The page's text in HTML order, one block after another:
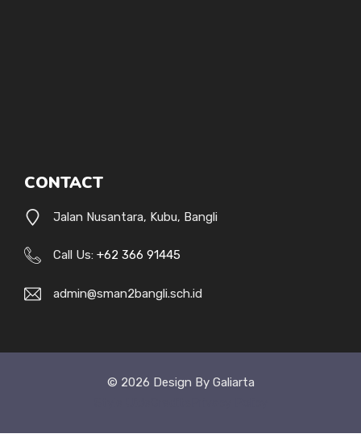
CONTACT
Jalan Nusantara, Kubu, Bangli
Call Us: +62 366 91445
admin@sman2bangli.sch.id
© 2026 Design By Galiarta